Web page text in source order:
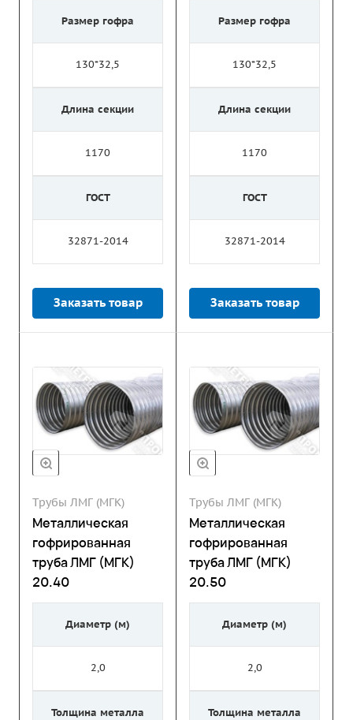
Размер гофра
130*32,5
Длина секции
1170
ГОСТ
32871-2014
Заказать товар
Размер гофра
130*32,5
Длина секции
1170
ГОСТ
32871-2014
Заказать товар
Трубы ЛМГ (МГК)
Металлическая
гофрированная
труба ЛМГ (МГК)
20.40
Диаметр (м)
2,0
Толщина металла
Трубы ЛМГ (МГК)
Металлическая
гофрированная
труба ЛМГ (МГК)
20.50
Диаметр (м)
2,0
Толщина металла